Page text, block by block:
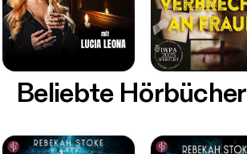
Beliebte Hörbücher